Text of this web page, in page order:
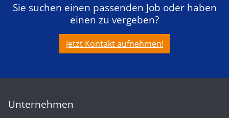
Sie suchen einen passenden Job oder haben
einen zu vergeben?
Jetzt Kontakt aufnehmen!
Unternehmen